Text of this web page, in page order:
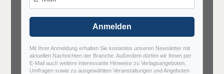
Anmelden
Mit Ihrer Anmeldung erhalten Sie kostenlos unseren Newsletter mit
aktuellen Nachrichten der Branche. Außerdem dürfen wir Ihnen per
E-Mail auch weitere interessante Hinweise zu Verlagsangeboten,
Umfragen sowie zu ausgewählten Veranstaltungen und Angeboten